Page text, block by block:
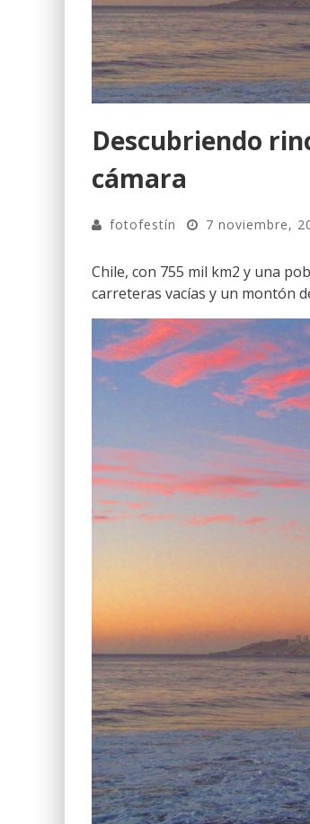
Descubriendo
cámara
fotofestín 7 noviembre,
Chile, con 755 mil km2 y una
carreteras vacías y un montón